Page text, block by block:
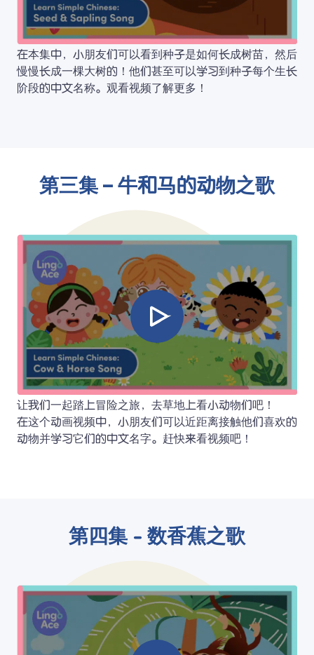
在本集中，小朋友们可以看到种子是如何长成树苗，然后
慢慢长成一棵大树的！他们甚至可以学习到种子每个生长
阶段的中文名称。观看视频了解更多！
第三集 – 牛和马的动物之歌
让我们一起踏上冒险之旅，去草地上看小动物们吧！
在这个动画视频中，小朋友们可以近距离接触他们喜欢的
动物并学习它们的中文名字。赶快来看视频吧！
第四集 - 数香蕉之歌